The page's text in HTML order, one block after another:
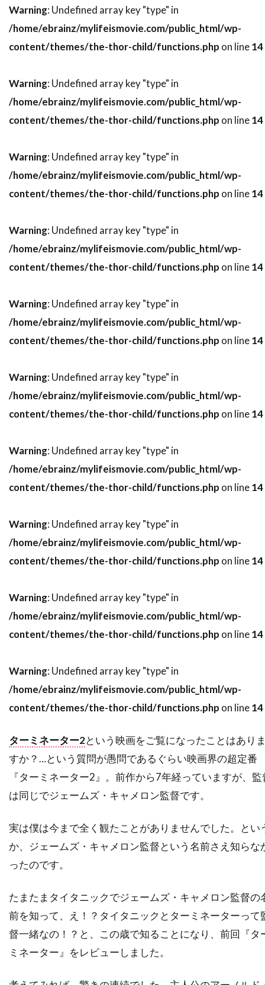
スティーヴン・コンラッド
スティーヴン・ザイリアン
スティーヴン・シフ
スティーヴン・シュナイダー
スティーヴン・ダンハム
スティーヴン・トボロウスキー
スティーヴン・トラスク
スティーヴン・ハーフ
スティーヴン・マークス
スティーヴン・ミリオン
スティーヴン・メイザー
スティーヴン・ラング
スティーヴン・ルート
スティーヴ・イースティン
スティーヴ・ウィッティング
スティーヴ・シェイガン
スティーヴ・ティッシュ
スティーヴ・ディッコ
スティーヴ・ブシェミ
スティーヴ・メラー
スティーヴ・ローレンス
ステイシー・シェア
ステファヌ・メッツジェール
ステファーヌ・スペリ
ステュー・ライリー
スパチャイ・シティアンポーンパン
スプレイグ・グレイデン
スペイン
スリラー映画
スワヴォミール・イジャック
スヴェン・ニクヴィスト
スーザン・カートソニス
スーザン・サランドン
スーザン・ワトキンス
スージー・カーツ
スー・アームストロング
ズハイル・ハダド
ズラッコ・ブリッチ
セス・アーネット
セス・ローゲン
セリア・D・コスタス
セルジオ・アグェーロ
セルジュ・マーリン
セルジョ・ビーニ・ブストリッチ
セルマ・スクーンメイカー
セントロポリス・エンターテインメント
ソウル・ゼインツ
ソニー・ピクチャーズ
Warning: Undefined array key "type" in
/home/ebrainz/mylifeismovie.com/public_html/wp-
content/themes/the-thor-child/functions.php on line14
Warning: Undefined array key "type" in
/home/ebrainz/mylifeismovie.com/public_html/wp-
content/themes/the-thor-child/functions.php on line14
Warning: Undefined array key "type" in
/home/ebrainz/mylifeismovie.com/public_html/wp-
content/themes/the-thor-child/functions.php on line14
Warning: Undefined array key "type" in
/home/ebrainz/mylifeismovie.com/public_html/wp-
content/themes/the-thor-child/functions.php on line14
Warning: Undefined array key "type" in
/home/ebrainz/mylifeismovie.com/public_html/wp-
content/themes/the-thor-child/functions.php on line14
Warning: Undefined array key "type" in
/home/ebrainz/mylifeismovie.com/public_html/wp-
content/themes/the-thor-child/functions.php on line14
Warning: Undefined array key "type" in
/home/ebrainz/mylifeismovie.com/public_html/wp-
content/themes/the-thor-child/functions.php on line14
Warning: Undefined array key "type" in
/home/ebrainz/mylifeismovie.com/public_html/wp-
content/themes/the-thor-child/functions.php on line14
Warning: Undefined array key "type" in
/home/ebrainz/mylifeismovie.com/public_html/wp-
content/themes/the-thor-child/functions.php on line14
Warning: Undefined array key "type" in
/home/ebrainz/mylifeismovie.com/public_html/wp-
content/themes/the-thor-child/functions.php on line14
ターミネーター2という映画をご覧になったことはあり
すか？…という質問が愚問であるぐらい映画界の超定番
『ターミネーター2』。前作から7年経っていますが、監
は同じでジェームズ・キャメロン監督です。
実は僕は今まで全く観たことがありませんでした。とい
か、ジェームズ・キャメロン監督という名前さえ知らな
ったのです。
たまたまタイタニックでジェームズ・キャメロン監督の
前を知って、え！？タイタニックとターミネーターって
督一緒なの！？と、この歳で知ることになり、前回『タ
ミネーター』をレビューしました。